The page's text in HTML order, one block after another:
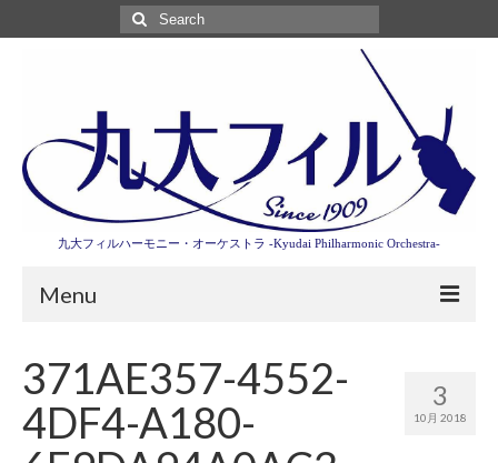
Search
for:
九大フィルハーモニー・オーケストラ -Kyudai Philharmonic Orchestra-
Menu
演奏会情報 3
10月 2018
371AE357-4552-
4DF4-A180-